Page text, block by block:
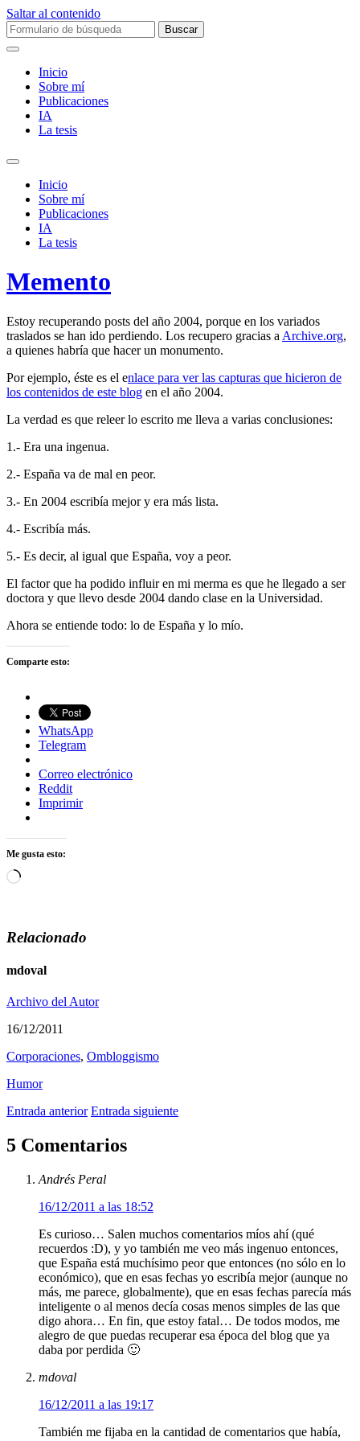
Saltar al contenido
Buscar:
Inicio
Sobre mí­
Publicaciones
IA
La tesis
Alternar
campo
búsqueda
Inicio
Sobre mí­
Publicaciones
IA
La tesis
Memento
Estoy recuperando posts del año 2004, porque en los variados
traslados se han ido perdiendo. Los recupero gracias a Archive.org,
a quienes habría que hacer un monumento.
Por ejemplo, éste es el enlace para ver las capturas que hicieron de
los contenidos de este blog en el año 2004.
La verdad es que releer lo escrito me lleva a varias conclusiones:
1.- Era una ingenua.
2.- España va de mal en peor.
3.- En 2004 escribía mejor y era más lista.
4.- Escribía más.
5.- Es decir, al igual que España, voy a peor.
El factor que ha podido influir en mi merma es que he llegado a ser
doctora y que llevo desde 2004 dando clase en la Universidad.
Ahora se entiende todo: lo de España y lo mío.
Comparte esto:
WhatsApp
Telegram
Correo electrónico
Reddit
Imprimir
Me gusta esto:
Cargando...
Relacionado
mdoval
Archivo del Autor
16/12/2011
Corporaciones, Ombloggismo
Humor
Entrada anterior Entrada siguiente
5 Comentarios
Andrés Peral
16/12/2011 a las 18:52
Es curioso… Salen muchos comentarios míos ahí (qué
recuerdos :D), y yo también me veo más ingenuo entonces,
que España está muchísimo peor que entonces (no sólo en lo
económico), que en esas fechas yo escribía mejor (aunque no
más, me parece, globalmente), que en esas fechas parecía más
inteligente o al menos decía cosas menos simples de las que
digo ahora… En fin, que estoy fatal… De todos modos, me
alegro de que puedas recuperar esa época del blog que ya
daba por perdida 🙂
mdoval
16/12/2011 a las 19:17
También me fijaba en la cantidad de comentarios que había,